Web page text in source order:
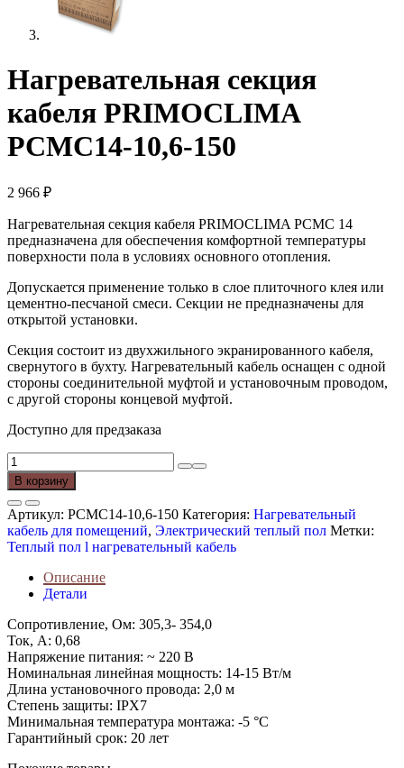
Нагревательная секция
кабеля PRIMOCLIMA
PCMC14-10,6-150
2 966 ₽
Нагревательная секция кабеля PRIMOCLIMA PCMC 14
предназначена для обеспечения комфортной температуры
поверхности пола в условиях основного отопления.
Допускается применение только в слое плиточного клея или
цементно-песчаной смеси. Секции не предназначены для
открытой установки.
Секция состоит из двухжильного экранированного кабеля,
свернутого в бухту. Нагревательный кабель оснащен с одной
стороны соединительной муфтой и установочным проводом,
с другой стороны концевой муфтой.
Доступно для предзаказа
Количество
товара
Нагревательная
секция
кабеля
PRIMOCLIMA
PCMC14-
10,6-
В корзину
Артикул: PCMC14-10,6-150 Категория: Нагревательный
кабель для помещений, Электрический теплый пол Метки:
Теплый пол l нагревательный кабель
Описание
Детали
Сопротивление, Ом: 305,3- 354,0
Ток, А: 0,68
Напряжение питания: ~ 220 В
Номинальная линейная мощность: 14-15 Вт/м
Длина установочного провода: 2,0 м
Степень защиты: IPX7
Минимальная температура монтажа: -5 °C
Гарантийный срок: 20 лет